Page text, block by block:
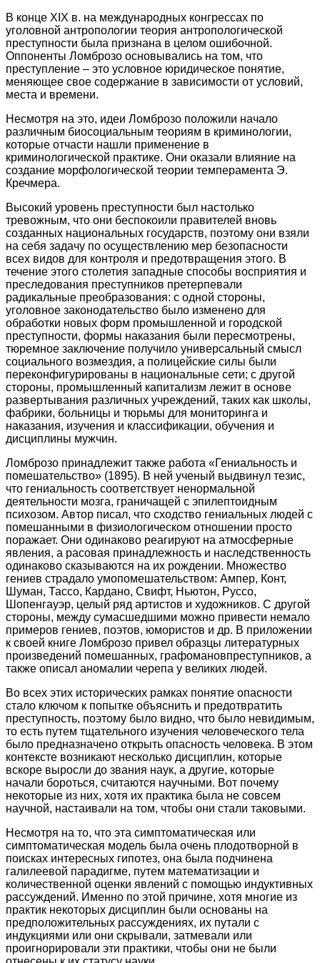
В конце XIX в. на международных конгрессах по
уголовной антропологии теория антропологической
преступности была признана в целом ошибочной.
Оппоненты Ломброзо основывались на том, что
преступление – это условное юридическое понятие,
меняющее свое содержание в зависимости от условий,
места и времени.
Несмотря на это, идеи Ломброзо положили начало
различным биосоциальным теориям в криминологии,
которые отчасти нашли применение в
криминологической практике. Они оказали влияние на
создание морфологической теории темперамента Э.
Кречмера.
Высокий уровень преступности был настолько
тревожным, что они беспокоили правителей вновь
созданных национальных государств, поэтому они взяли
на себя задачу по осуществлению мер безопасности
всех видов для контроля и предотвращения этого. В
течение этого столетия западные способы восприятия и
преследования преступников претерпевали
радикальные преобразования: с одной стороны,
уголовное законодательство было изменено для
обработки новых форм промышленной и городской
преступности, формы наказания были пересмотрены,
тюремное заключение получило универсальный смысл
социального возмездия, а полицейские силы были
переконфигурированы в национальные сети; с другой
стороны, промышленный капитализм лежит в основе
развертывания различных учреждений, таких как школы,
фабрики, больницы и тюрьмы для мониторинга и
наказания, изучения и классификации, обучения и
дисциплины мужчин.
Ломброзо принадлежит также работа «Гениальность и
помешательство» (1895). В ней ученый выдвинул тезис,
что гениальность соответствует ненормальной
деятельности мозга, граничащей с эпилептоидным
психозом. Автор писал, что сходство гениальных людей с
помешанными в физиологическом отношении просто
поражает. Они одинаково реагируют на атмосферные
явления, а расовая принадлежность и наследственность
одинаково сказываются на их рождении. Множество
гениев страдало умопомешательством: Ампер, Конт,
Шуман, Тассо, Кардано, Свифт, Ньютон, Руссо,
Шопенгауэр, целый ряд артистов и художников. С другой
стороны, между сумасшедшими можно привести немало
примеров гениев, поэтов, юмористов и др. В приложении
к своей книге Ломброзо привел образцы литературных
произведений помешанных, графомановпреступников, а
также описал аномалии черепа у великих людей.
Во всех этих исторических рамках понятие опасности
стало ключом к попытке объяснить и предотвратить
преступность, поэтому было видно, что было невидимым,
то есть путем тщательного изучения человеческого тела
было предназначено открыть опасность человека. В этом
контексте возникают несколько дисциплин, которые
вскоре выросли до звания наук, а другие, которые
начали бороться, считаются научными. Вот почему
некоторые из них, хотя их практика была не совсем
научной, настаивали на том, чтобы они стали таковыми.
Несмотря на то, что эта симптоматическая или
симптоматическая модель была очень плодотворной в
поисках интересных гипотез, она была подчинена
галилеевой парадигме, путем математизации и
количественной оценки явлений с помощью индуктивных
рассуждений. Именно по этой причине, хотя многие из
практик некоторых дисциплин были основаны на
предположительных рассуждениях, их путали с
индукциями или они скрывали, затмевали или
проигнорировали эти практики, чтобы они не были